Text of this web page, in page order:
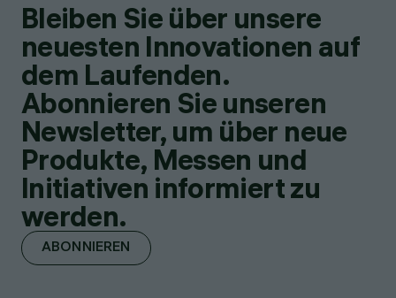
Bleiben Sie über unsere
neuesten Innovationen auf
dem Laufenden.
Abonnieren Sie unseren
Newsletter, um über neue
Produkte, Messen und
Initiativen informiert zu
werden.
ABONNIEREN